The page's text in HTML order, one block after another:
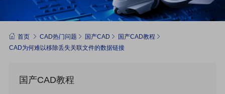
首页 CAD热门问题 国产CAD
国产CAD教程
CAD为何难以移除丢失关联文件的数据链接
国产CAD教程